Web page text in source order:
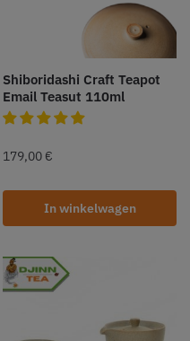
Shiboridashi Craft Teapot
Email Teasut 110ml
179,00 €
In winkelwagen